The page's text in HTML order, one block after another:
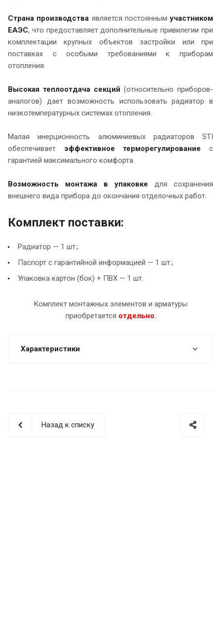
Страна производства является постоянным участником
ЕАЭС, что предоставляет дополнительные привилегии при
комплектации крупных объектов застройки или при
поставках с особыми требованиями к приборам
отопления.
Высокая теплоотдача секций (относительно приборов-
аналогов) дает возможность использовать радиатор в
низкотемпературных системах отопления.
Малая инерционность алюминиевых радиаторов STI
обеспечивает эффективное терморегулирование с
гарантией максимального комфорта.
Возможность монтажа в упаковке для сохранения
внешнего вида прибора до окончания отделочных работ.
Комплект поставки:
Радиатор — 1 шт.;
Паспорт с гарантийной информацией — 1 шт.;
Упаковка картон (бок) + ПВХ — 1 шт.
Комплект монтажных элементов и арматуры
приобретается отдельно.
Характеристики
Назад к списку